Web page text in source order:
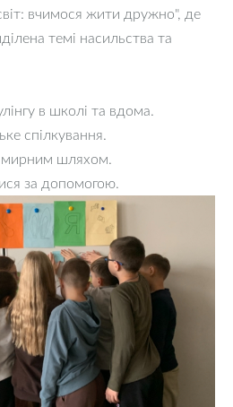
вчимося жити дружно", де
темі насильства та
в школі та вдома.
спілкування.
мирним шляхом.
за допомогою.